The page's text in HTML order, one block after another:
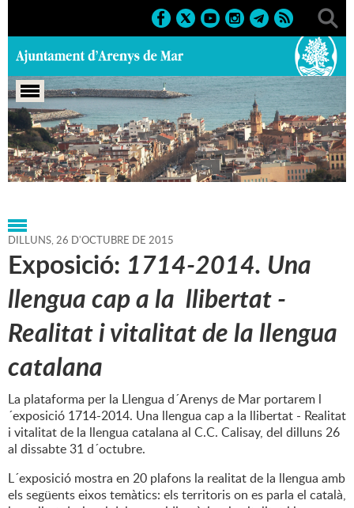
Portada > Agenda > 26-10-
2015 > Marcs > Culturals > 2015 > Exposicions 2015
DILLUNS,26 D'OCTUBRE DE 2015
Exposició: 1714-2014. Una
llengua cap a la llibertat -
Realitat i vitalitat de la llengua
catalana
La plataforma per la Llengua d´Arenys de Mar portarem l
´exposició 1714-2014. Una llengua cap a la llibertat - Realitat
i vitalitat de la llengua catalana al C.C. Calisay, del dilluns 26
al dissabte 31 d´octubre.
L´exposició mostra en 20 plafons la realitat de la llengua amb
els següents eixos temàtics: els territoris on es parla el català,